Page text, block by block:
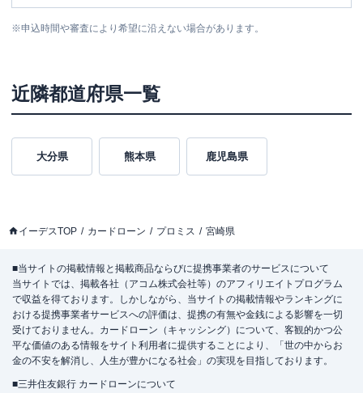
※申込時間や審査により希望に沿えない場合があります。
近隣都道府県一覧
大分県 熊本県 鹿児島県
イーデスTOP カードローン プロミス 宮崎県
■当サイトの掲載情報と掲載商品ならびに提携事業者のサービスについて
当サイトでは、掲載各社（アコム株式会社等）のアフィリエイトプログラム
で収益を得ております。しかしながら、当サイトの掲載情報やランキングに
おける提携事業者サービスへの評価は、提携の有無や金銭による影響を一切
受けておりません。カードローン（キャッシング）について、客観的かつ公
平な価値のある情報をサイト利用者に提供することにより、「世の中からお
金の不安を解消し、人生が豊かになる社会」の実現を目指しております。
■三井住友銀行 カードローンについて